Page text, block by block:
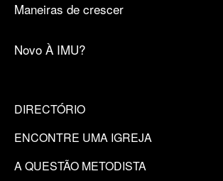
Maneiras de crescer
Novo À IMU?
DIRECTÓRIO
ENCONTRE UMA IGREJA
A QUESTÃO METODISTA